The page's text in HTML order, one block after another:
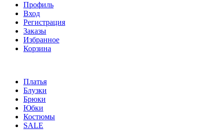
Профиль
Вход
Регистрация
Заказы
Избранное
Корзина
Платья
Блузки
Брюки
Юбки
Костюмы
SALE